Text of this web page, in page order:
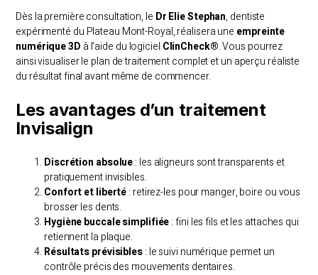
Dès la première consultation, le Dr Elie Stephan, dentiste
expérimenté du Plateau Mont-Royal, réalisera une empreinte
numérique 3D à l’aide du logiciel ClinCheck®. Vous pourrez
ainsi visualiser le plan de traitement complet et un aperçu réaliste
du résultat final avant même de commencer.
Les avantages d’un traitement
Invisalign
Discrétion absolue: les aligneurs sont transparents et
pratiquement invisibles.
Confort et liberté: retirez-les pour manger, boire ou vous
brosser les dents.
Hygiène buccale simplifiée: fini les fils et les attaches qui
retiennent la plaque.
Résultats prévisibles: le suivi numérique permet un
contrôle précis des mouvements dentaires.